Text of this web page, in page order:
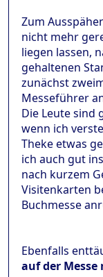
Zum
nicht mehr
liegen lassen,
gehaltenen
zunächst
Messeführer
Die Leute sind
wenn ich
Theke etwas
ich auch gut
nach kurzem
Visitenkarten
Buchmesse
Ebenfalls
auf der